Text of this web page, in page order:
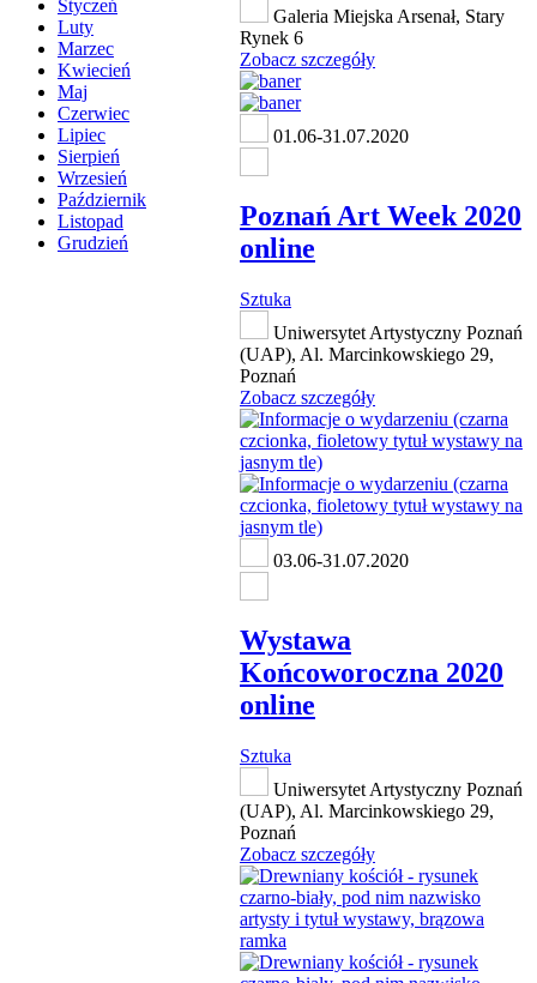
Styczeń
Luty
Marzec
Kwiecień
Maj
Czerwiec
Lipiec
Sierpień
Wrzesień
Październik
Listopad
Grudzień
Galeria Miejska Arsenał, Stary
Rynek 6
Zobacz szczegóły
01.06-31.07.2020
Poznań Art Week 2020
online
Sztuka
Uniwersytet Artystyczny Poznań
(UAP), Al. Marcinkowskiego 29,
Poznań
Zobacz szczegóły
03.06-31.07.2020
Wystawa
Końcoworoczna 2020
online
Sztuka
Uniwersytet Artystyczny Poznań
(UAP), Al. Marcinkowskiego 29,
Poznań
Zobacz szczegóły